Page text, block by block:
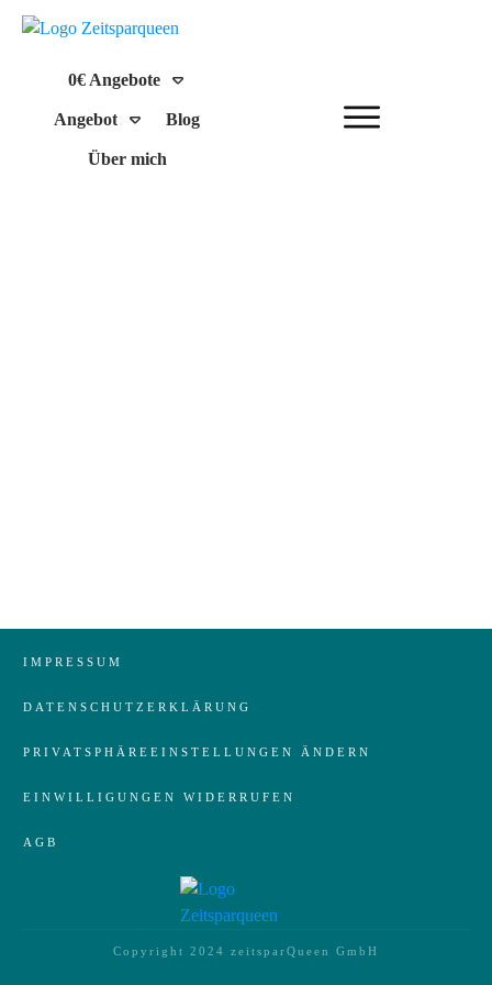
0€ Angebote
Angebot Blog
Über mich
IMPRESSUM
DATENSCHUTZERKLÄRUNG
PRIVATSPHÄREEINSTELLUNGEN ÄNDERN
EINWILLIGUNGEN WIDERRUFEN
AGB
Copyright 2024 zeitsparQueen GmbH